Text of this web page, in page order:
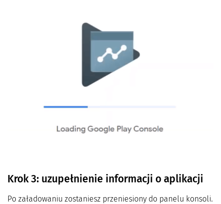
Krok 3: uzupełnienie informacji o aplikacji
Po załadowaniu zostaniesz przeniesiony do panelu konsoli.